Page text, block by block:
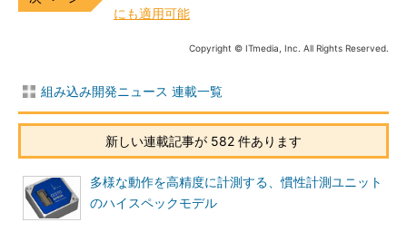
にも適用可能
Copyright © ITmedia, Inc. All Rights Reserved.
組み込み開発ニュース 連載一覧
新しい連載記事が 582 件あります
多様な動作を高精度に計測する、慣性計測ユニット
のハイスペックモデル